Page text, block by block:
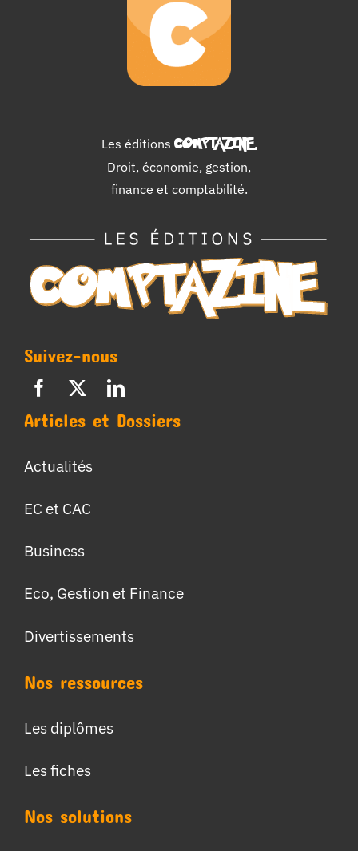
Les éditions COMPTAZINE.
Droit, économie, gestion,
finance et comptabilité.
Suivez-nous
Articles et Dossiers
Actualités
EC et CAC
Business
Eco, Gestion et Finance
Divertissements
Nos ressources
Les diplômes
Les fiches
Nos solutions